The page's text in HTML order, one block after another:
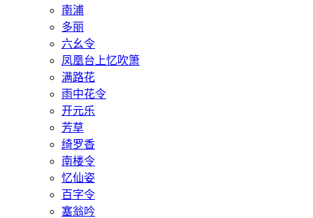
南浦
多丽
六幺令
凤凰台上忆吹箫
满路花
雨中花令
开元乐
芳草
绮罗香
南楼令
忆仙姿
百字令
塞翁吟